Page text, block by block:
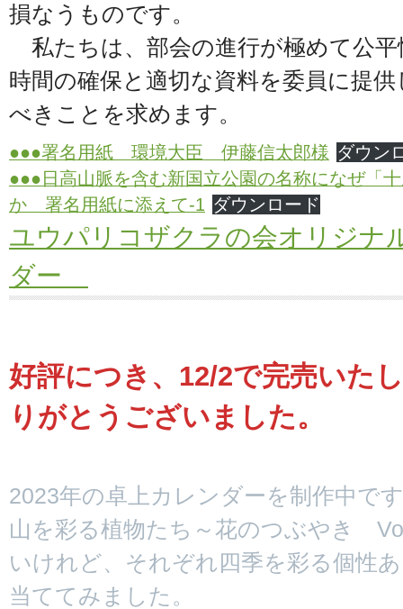
損なうものです。
私たちは、部会の進行が極めて公
時間の確保と適切な資料を委員に提
べきことを求めます。
●●●署名用紙 環境大臣 伊藤信太郎様 ダウン
●●●日高山脈を含む新国立公園の名称になぜ「
か 署名用紙に添えて-1 ダウンロード
ユウパリコザクラの会オリジナ
ダー
好評につき、12/2で完売いた
りがとうございました。
2023年の卓上カレンダーを制作中で
山を彩る植物たち～花のつぶやき
いけれど、それぞれ四季を彩る個性
当ててみました。